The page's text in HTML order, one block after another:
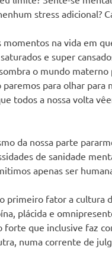
stress adicional?
momentos na vida em
e super
o mundo materno
paremos para olhar para
todos a nossa volta
da nossa parte
de sanidade
apenas ser
primeiro fator a cultura
plácida e
forte que inclusive faz
numa corrente de